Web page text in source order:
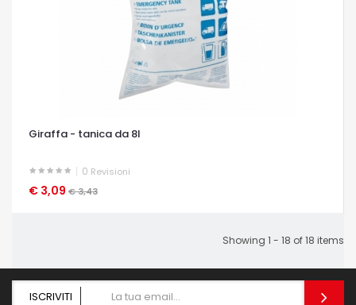
Giraffa - tanica da 8l
0 Revisioni
€ 3,09 € 3,43
OCCHIATA VELOCE
Showing 1 - 18 of 18 items
ISCRIVITI